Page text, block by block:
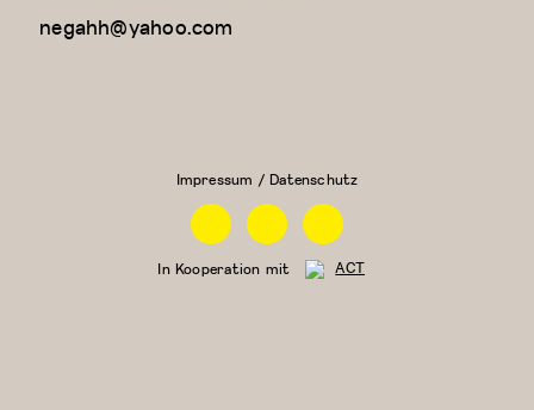
negahh@yahoo.com
Impressum / Datenschutz
FacebookInstagramLinkedin
In Kooperation mit